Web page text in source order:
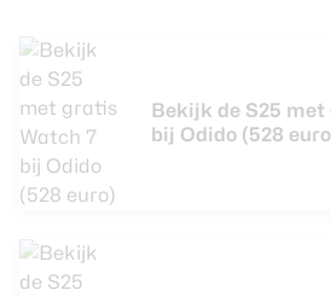
Bekijk de S25
bij Odido (528